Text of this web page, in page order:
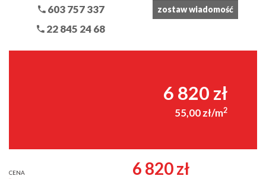
603 757 337
22 845 24 68
zostaw wiadomość
6 820 zł
55,00 zł/m2
CENA 6 820 zł